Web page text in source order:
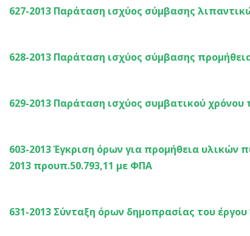
627-2013 Παράταση ισχύος σύμβασης
628-2013 Παράταση ισχύος σύμβασης
629-2013 Παράταση ισχύος συμβατικού
603-2013 Έγκριση όρων για προμήθεια
2013 προυπ.50.793,11 με ΦΠΑ
631-2013 Σύνταξη όρων δημοπρασίας του